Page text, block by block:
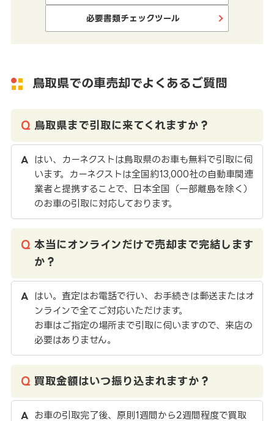
必要書類チェックツール
鳥取県での車売却でよくあるご質問
鳥取県まで引取に来てくれますか？
はい、カーネクストは鳥取県のお車も無料で引取に伺
います。カーネクストは全国約13,000社の自動車関連
業者と提携することで、日本全国（一部離島を除く）
のお車の引取に対応しております。
本当にオンラインだけで売却まで完結します
か？
はい。査定はお電話で行い、お手続きは郵送またはオ
ンラインで全てご対応いただけます。
お車はご指定の場所まで引取に伺いますので、来店の
必要はありません。
買取金額はいつ振り込まれますか？
お車の引取完了後、原則1週間から2週間程度で買取